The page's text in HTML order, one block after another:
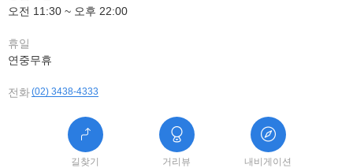
오전 11:30 ~ 오후 22:00
휴일
연중무휴
전화(02) 3438-4333
길찾기 거리뷰 내비게이션